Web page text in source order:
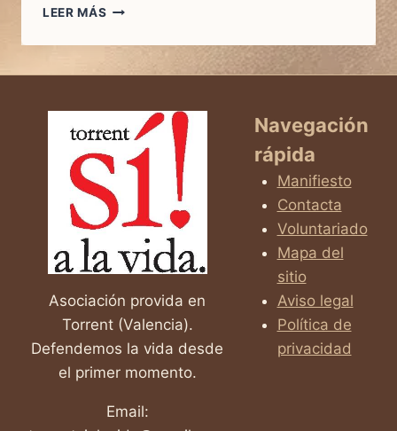
LEER MÁS LAS
DIJERON
Asociación provida en
Torrent (Valencia).
Defendemos la vida desde
el primer momento.
Email:
Navegación
rápida
Manifiesto
Contacta
Voluntariado
Mapa del
sitio
Aviso legal
Política de
privacidad